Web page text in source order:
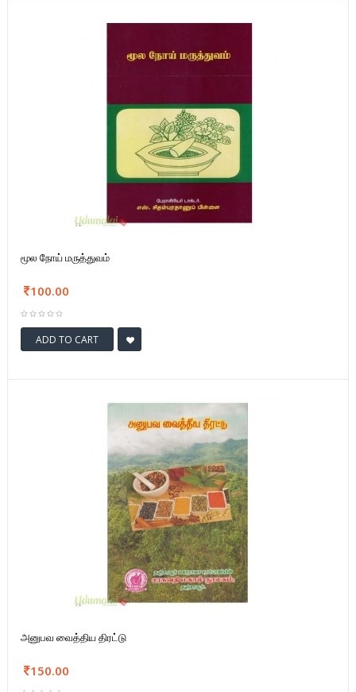
மூல நோய் மருத்துவம்
100.00
ADD TO CART
அனுபவ வைத்திய திரட்டு
150.00